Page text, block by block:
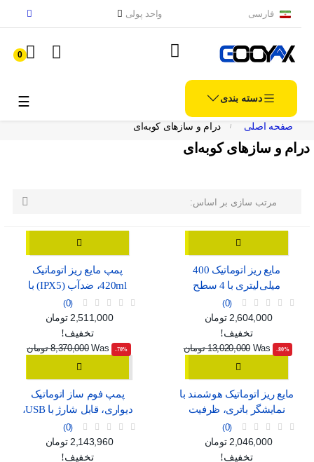
فارسی واحد پولی
0
دسته بندی ☰
صفحه اصلی درام و سازهای کوبه‌ای
درام و سازهای کوبه‌ای
مرتب سازی بر اساس: 
مایع ریز اتوماتیک 400
میلی‌لیتری با 4 سطح
تنظیم، موجود در دو رنگ
سفید و مشکی
0
قیمت عادی
قیمت
2,604,000 تومان
تخفیف!
‎-80%
Was 13,020,000 تومان
پمپ مایع ریز اتوماتیک
420ml، ضدآب (IPX5) با
C
0
قیمت عادی
قیمت
2,511,000 تومان
تخفیف!
‎-70%
Was 8,370,000 تومان
مایع ریز اتوماتیک هوشمند با
نمایشگر باتری، ظرفیت
420ml و استاندارد ضدآب
IPX5
0
قیمت عادی
قیمت
2,046,000 تومان
تخفیف!
پمپ فوم ساز اتوماتیک
دیواری، قابل شارژ با USB،
طرح مینیمال سفید و آبی
0
قیمت عادی
قیمت
2,143,960 تومان
تخفیف!